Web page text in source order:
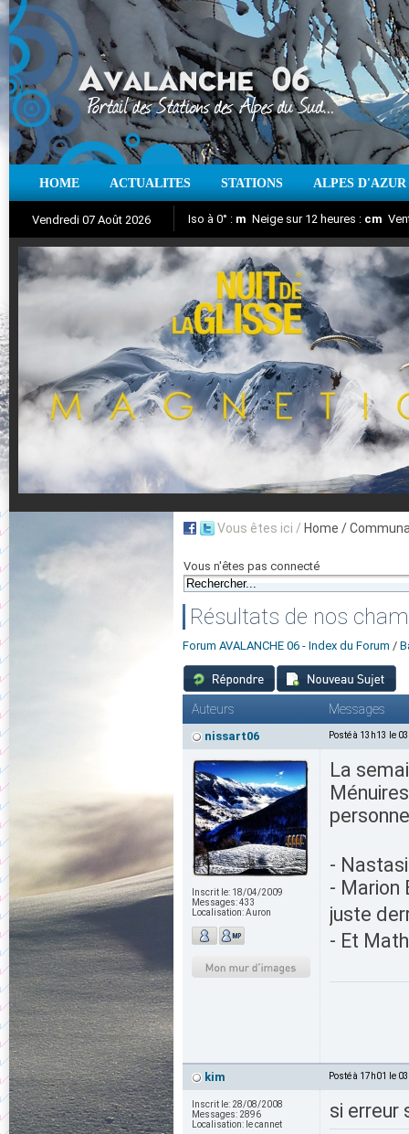
HOME ACTUALITES STATIONS ALPES D'AZUR
Vendredi 07 Août 2026
Aujourd'hui : T° Min : °C T° Max :°C
Iso à 0° : m Neige sur 12 heures : cm
Suivez en direct l'actualité des stations
Nuit de la Glisse 2018
Vous êtes ici / Home /
Vous n'êtes pas connecté
Résultats de nos
Forum AVALANCHE 06 - Index du Forum /
Auteurs Messages
nissart06 Posté à 13h13 le
Inscrit le: 18/04/2009
Messages:433
Localisation:Auron
La
-
- Marion
juste
- Et
kim Posté à 17h01 le
Inscrit le: 28/08/2008
Messages: 2896
Localisation: le cannet
si erreur